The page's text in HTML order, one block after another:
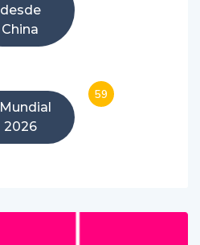
desde
China
Mundial
2026
59